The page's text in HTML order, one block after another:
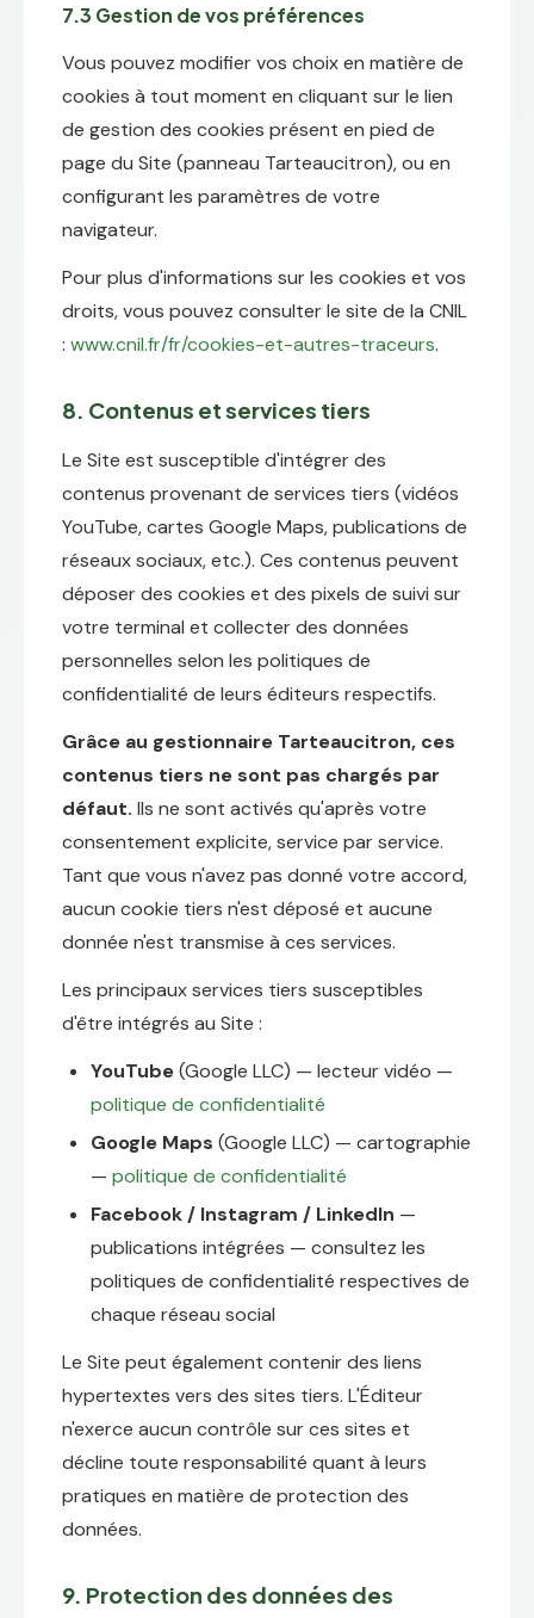
7.3 Gestion de vos préférences
Vous pouvez modifier vos choix en matière de
cookies à tout moment en cliquant sur le lien
de gestion des cookies présent en pied de
page du Site (panneau Tarteaucitron), ou en
configurant les paramètres de votre
navigateur.
Pour plus d'informations sur les cookies et vos
droits, vous pouvez consulter le site de la CNIL
: www.cnil.fr/fr/cookies-et-autres-traceurs.
8. Contenus et services tiers
Le Site est susceptible d'intégrer des
contenus provenant de services tiers (vidéos
YouTube, cartes Google Maps, publications de
réseaux sociaux, etc.). Ces contenus peuvent
déposer des cookies et des pixels de suivi sur
votre terminal et collecter des données
personnelles selon les politiques de
confidentialité de leurs éditeurs respectifs.
Grâce au gestionnaire Tarteaucitron, ces
contenus tiers ne sont pas chargés par
défaut. Ils ne sont activés qu'après votre
consentement explicite, service par service.
Tant que vous n'avez pas donné votre accord,
aucun cookie tiers n'est déposé et aucune
donnée n'est transmise à ces services.
Les principaux services tiers susceptibles
d'être intégrés au Site :
YouTube(Google LLC) — lecteur vidéo —
politique de confidentialité
Google Maps (Google LLC) — cartographie
— politique de confidentialité
Facebook / Instagram / LinkedIn —
publications intégrées — consultez les
politiques de confidentialité respectives de
chaque réseau social
Le Site peut également contenir des liens
hypertextes vers des sites tiers. L'Éditeur
n'exerce aucun contrôle sur ces sites et
décline toute responsabilité quant à leurs
pratiques en matière de protection des
données.
9. Protection des données des